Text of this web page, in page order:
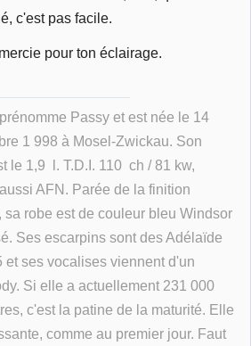
c'est pas facile.
pour ton éclairage.
Passy et est née le 14
1 998 à Mosel-Zwickau. Son
le 1,9 l. T.D.I. 110 ch / 81 kw,
AFN. Parée de la finition
sa robe est de couleur bleu Windsor
Ses escarpins sont des Adélaïde
et ses vocalises viennent d'un
Si elle a actuellement 231 000
c'est la patine de la maturité. Elle
comme au premier jour. Faut